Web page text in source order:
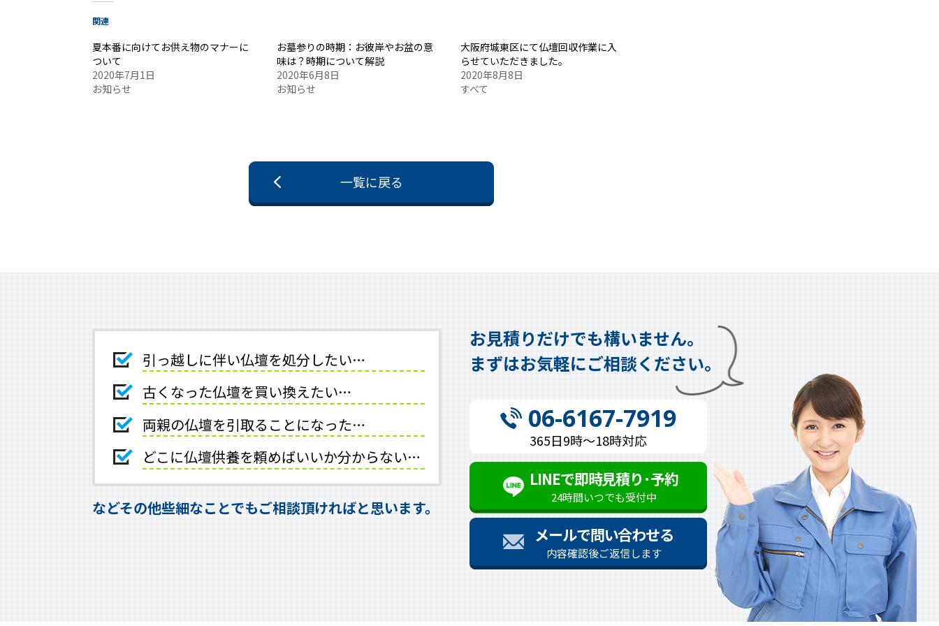
関連
夏本番に向けてお供え物のマナーに
ついて
2020年7月1日
お知らせ
お墓参りの時期：お彼岸やお盆の意
味は？時期について解説
2020年6月8日
お知らせ
大阪府城東区にて仏壇回収作業に入
らせていただきました。
2020年8月8日
すべて
一覧に戻る
引っ越しに伴い仏壇を処分したい…
古くなった仏壇を買い換えたい…
両親の仏壇を引取ることになった…
どこに仏壇供養を頼めばいいか分からない…
などその他些細なことでもご相談頂ければと思います。
お見積りだけでも構いません。
まずはお気軽にご相談ください。
06-6167-7919
365日9時～18時対応
LINEで即時見積り･予約
24時間いつでも受付中
メールで問い合わせる
内容確認後ご返信します